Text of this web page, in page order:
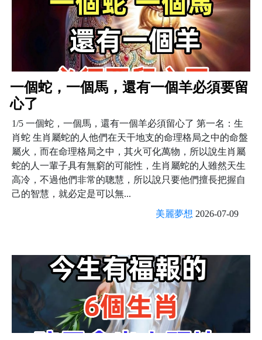
一個蛇，一個馬，還有一個羊必須要留
心了
1/5 一個蛇，一個馬，還有一個羊必須留心了 第一名：生
肖蛇 生肖屬蛇的人他們在天干地支的命理格局之中的命盤
屬火，而在命理格局之中，其火可化萬物，所以說生肖屬
蛇的人一輩子具有無窮的可能性，生肖屬蛇的人雖然天生
高冷，不過他們非常的聰慧，所以說只要他們擅長把握自
己的智慧，就必定是可以無...
美麗夢想 2026-07-09